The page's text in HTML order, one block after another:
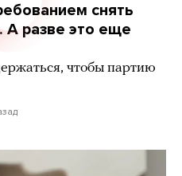
снять
А разве это еще
чтобы партию